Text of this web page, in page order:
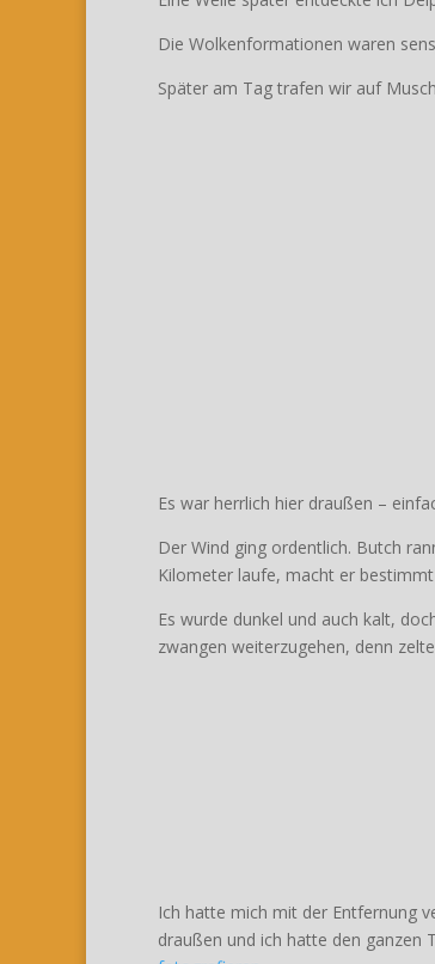
Die Wolkenformationen waren
Später am Tag trafen wir auf
Es war herrlich hier draußen –
Der Wind ging ordentlich. Butch
Kilometer laufe, macht er
Es wurde dunkel und auch kalt,
zwangen weiterzugehen, denn
Ich hatte mich mit der Entfernung
draußen und ich hatte den ganzen